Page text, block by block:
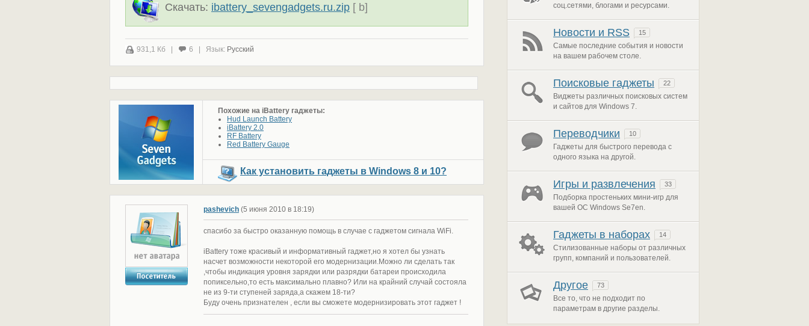
Скачать: ibattery_sevengadgets.ru.zip [ b]
931,1 Кб | 6 | Язык: Русский
Похожие на iBattery гаджеты:
Hud Launch Battery
iBattery 2.0
RF Battery
Red Battery Gauge
Как установить гаджеты в Windows 8 и 10?
pashevich (5 июня 2010 в 18:19)
спасибо за быстро оказанную помощь в случае с гаджетом сигнала WiFi.
iBattery тоже красивый и информативный гаджет,но я хотел бы узнать
насчет возможности некоторой его модернизации.Можно ли сделать так
,чтобы индикация уровня зарядки или разрядки батареи происходила
попиксельно,то есть максимально плавно? Или на крайний случай состояла
не из 9-ти ступеней заряда,а скажем 18-ти?
Буду очень признателен , если вы сможете модернизировать этот гаджет !
соц.сетями, блогами и ресурсами.
Новости и RSS 15
Самые последние события и новости
на вашем рабочем столе.
Поисковые гаджеты 22
Виджеты различных поисковых систем
и сайтов для Windows 7.
Переводчики 10
Гаджеты для быстрого перевода с
одного языка на другой.
Игры и развлечения 33
Подборка простеньких мини-игр для
вашей ОС Windows Se7en.
Гаджеты в наборах 14
Стилизованные наборы от различных
групп, компаний и пользователей.
Другое 73
Все то, что не подходит по
параметрам в другие разделы.